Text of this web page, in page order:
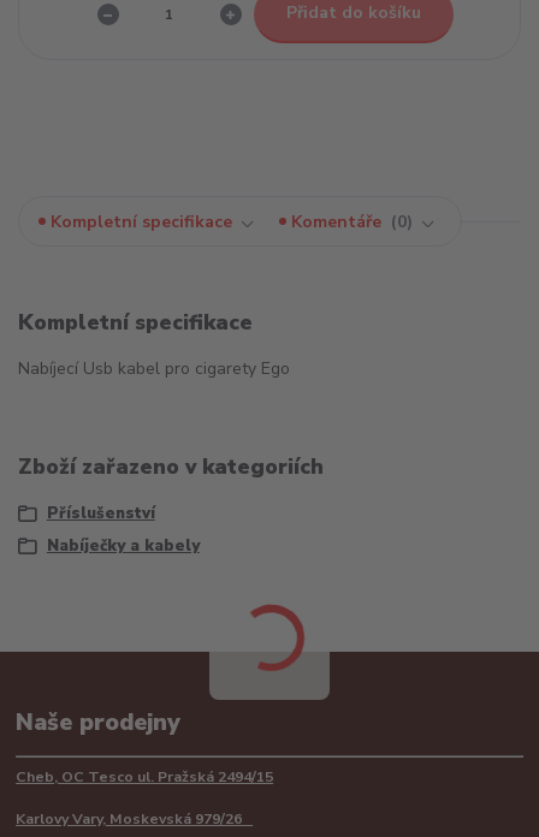
Přidat do košíku
Kompletní specifikace Komentáře 0
Kompletní specifikace
Nabíjecí Usb kabel pro cigarety Ego
Zboží zařazeno v kategoriích
Příslušenství
Nabíječky a kabely
Naše prodejny
Cheb, OC Tesco ul. Pražská 2494/15
Karlovy Vary, Moskevská 979/26